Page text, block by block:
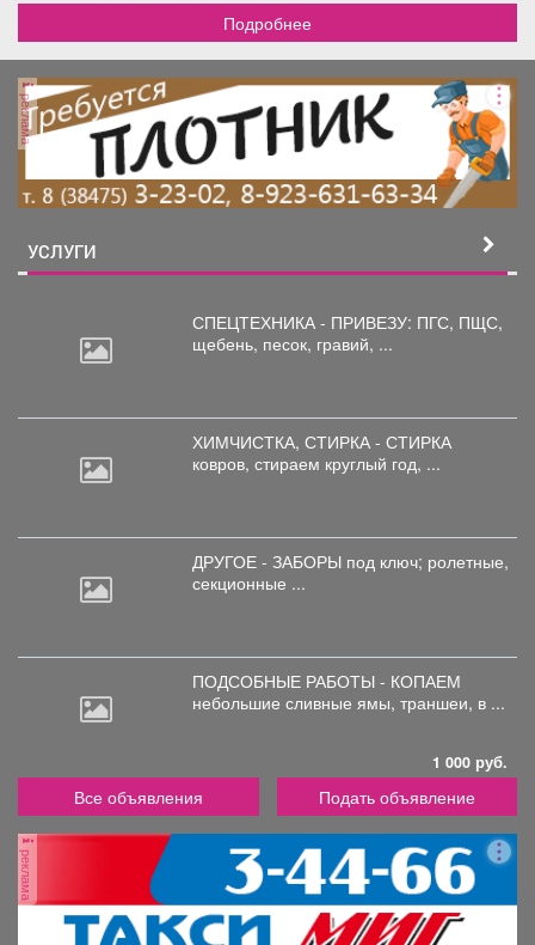
Подробнее
реклама
УСЛУГИ
СПЕЦТЕХНИКА - ПРИВЕЗУ: ПГС, ПЩС,
щебень, песок, гравий, ...
ХИМЧИСТКА, СТИРКА - СТИРКА
ковров, стираем круглый год, ...
ДРУГОЕ - ЗАБОРЫ под ключ; ролетные,
секционные ...
ПОДСОБНЫЕ РАБОТЫ - КОПАЕМ
небольшие сливные ямы, траншеи, в ...
1 000 руб.
Все объявления Подать объявление
реклама